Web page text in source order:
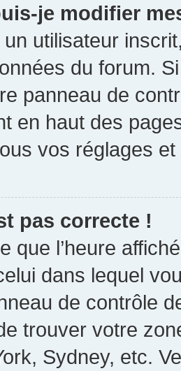
je modifier
utilisateur
du forum.
panneau de
en haut des
vos réglages
pas correcte !
que l’heure
dans lequel
de contrôle
trouver votre
Sydney, etc.